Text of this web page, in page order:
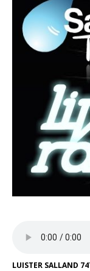
LUISTER SALLAND